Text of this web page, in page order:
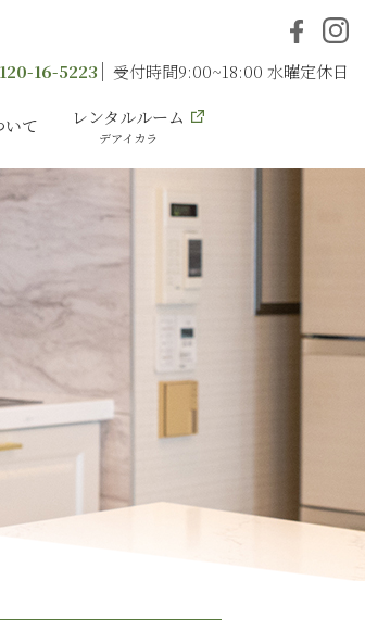
16-5223 受付時間9:00~18:00 水曜定休日
いて レンタルルーム
デアイカラ